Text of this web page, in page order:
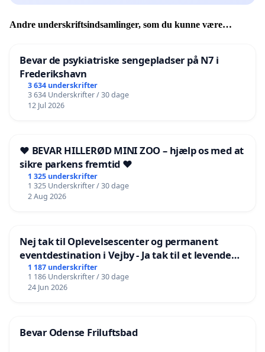
Andre underskriftsindsamlinger, som du kunne være
Bevar de psykiatriske sengepladser på N7 i
Frederikshavn
3 634 underskrifter
3 634 Underskrifter / 30 dage
12 Jul 2026
❤️ BEVAR HILLERØD MINI ZOO – hjælp os med at
sikre parkens fremtid ❤️
1 325 underskrifter
1 325 Underskrifter / 30 dage
2 Aug 2026
Nej tak til Oplevelsescenter og permanent
eventdestination i Vejby - Ja tak til et levende
lokalområde i balance
1 187 underskrifter
1 186 Underskrifter / 30 dage
24 Jun 2026
Bevar Odense Friluftsbad